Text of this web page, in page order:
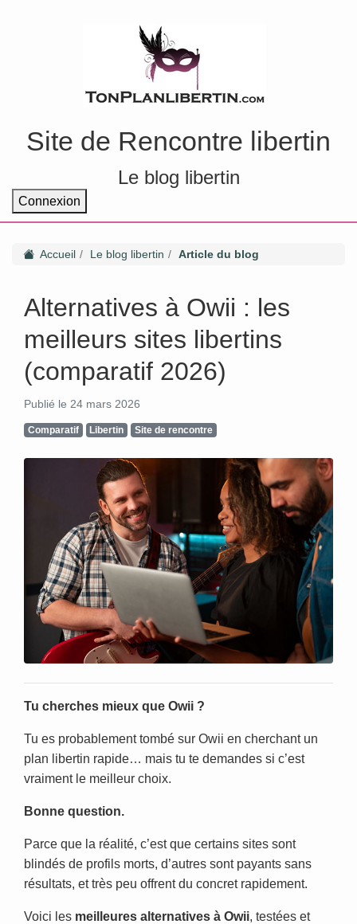
Site de Rencontre libertin
Le blog libertin
Connexion
Accueil Le blog libertin Article du blog
Alternatives à Owii : les
meilleurs sites libertins
(comparatif 2026)
Publié le 24 mars 2026
Comparatif Libertin Site de rencontre
Tu cherches mieux que Owii ?
Tu es probablement tombé sur Owii en cherchant un
plan libertin rapide… mais tu te demandes si c’est
vraiment le meilleur choix.
Bonne question.
Parce que la réalité, c’est que certains sites sont
blindés de profils morts, d’autres sont payants sans
résultats, et très peu offrent du concret rapidement.
Voici les meilleures alternatives à Owii, testées et